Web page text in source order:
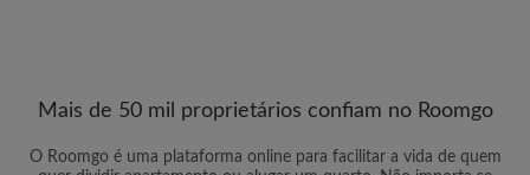
Mais de 50 mil proprietários confiam no Roomgo
O Roomgo é uma plataforma online para facilitar a vida de quem